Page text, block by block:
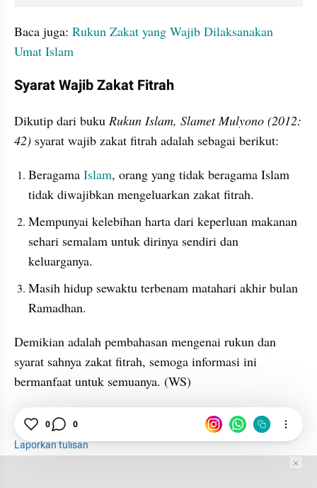
Baca juga: Rukun Zakat yang Wajib Dilaksanakan
Umat Islam
Syarat Wajib Zakat Fitrah
Dikutip dari buku Rukun Islam, Slamet Mulyono (2012:
42) syarat wajib zakat fitrah adalah sebagai berikut:
Beragama Islam, orang yang tidak beragama Islam
tidak diwajibkan mengeluarkan zakat fitrah.
Mempunyai kelebihan harta dari keperluan makanan
sehari semalam untuk dirinya sendiri dan
keluarganya.
Masih hidup sewaktu terbenam matahari akhir bulan
Ramadhan.
Demikian adalah pembahasan mengenai rukun dan
syarat sahnya zakat fitrah, semoga informasi ini
bermanfaat untuk semuanya. (WS)
Islam Ramadhan
Zakat Fitrah
Laporkan tulisan
0 0